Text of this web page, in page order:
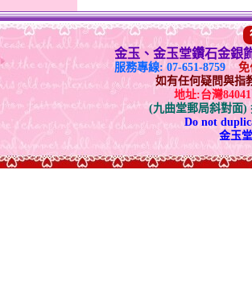
金玉、金玉堂鑽石金銀
服務專線: 07-651-8759
免
如有任何疑問與指
地址:台灣
(九曲堂郵局斜對面)
Do not
金玉